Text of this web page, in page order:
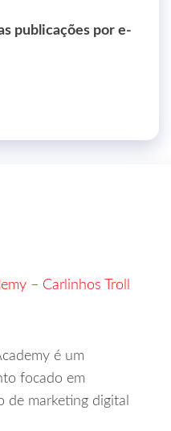
publicações por e-
– Carlinhos Troll
é um
focado em
de marketing digital